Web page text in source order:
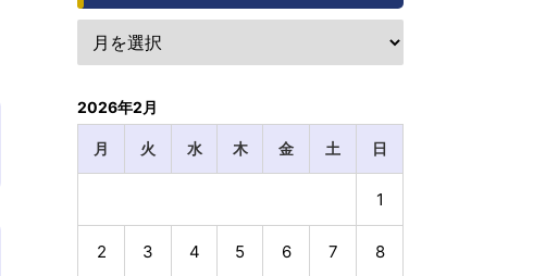
2026年2月
月 火 水 木 金 土 日
1
2 3 4 5 6 7 8